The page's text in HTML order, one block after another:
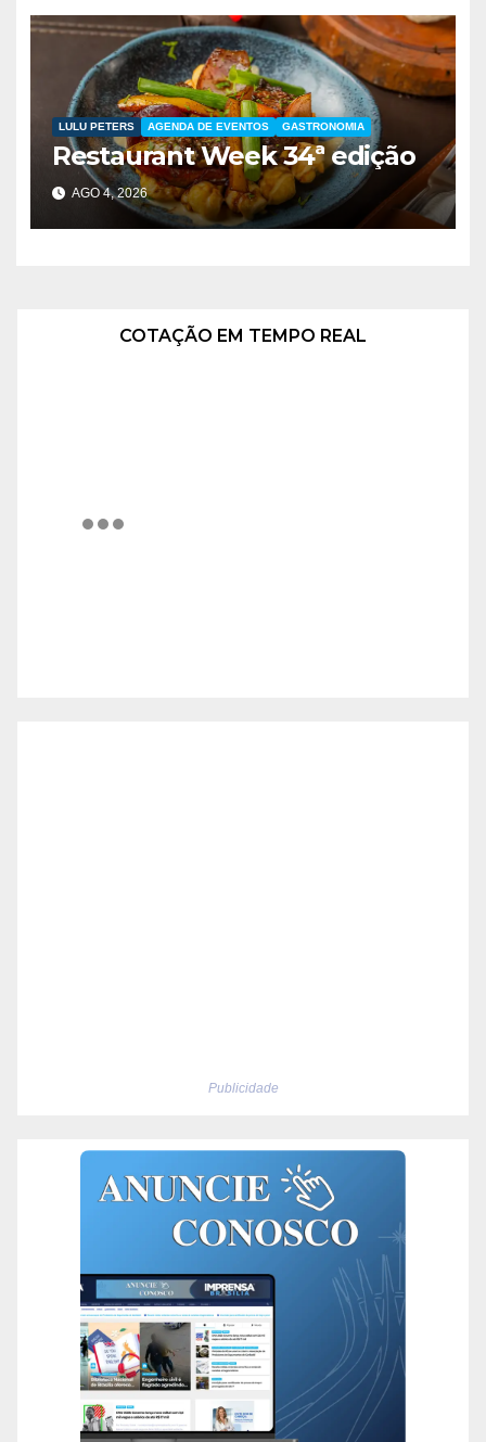
LULU PETERS AGENDA DE EVENTOS GASTRONOMIA
Restaurant Week 34ª edição
AGO 4, 2026
COTAÇÃO EM TEMPO REAL
Publicidade